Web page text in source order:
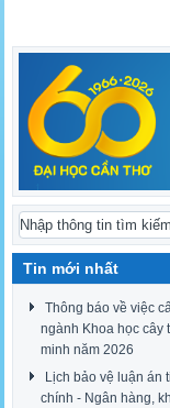
Tin mới nhất
Thông báo về việc
ngành Khoa học cây
minh năm 2026
Lịch bảo vệ luận án
chính - Ngân hàng,